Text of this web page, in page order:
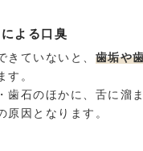
よる口臭
きていないと、 歯垢や
す。
歯石のほかに、舌に溜
原因となります。